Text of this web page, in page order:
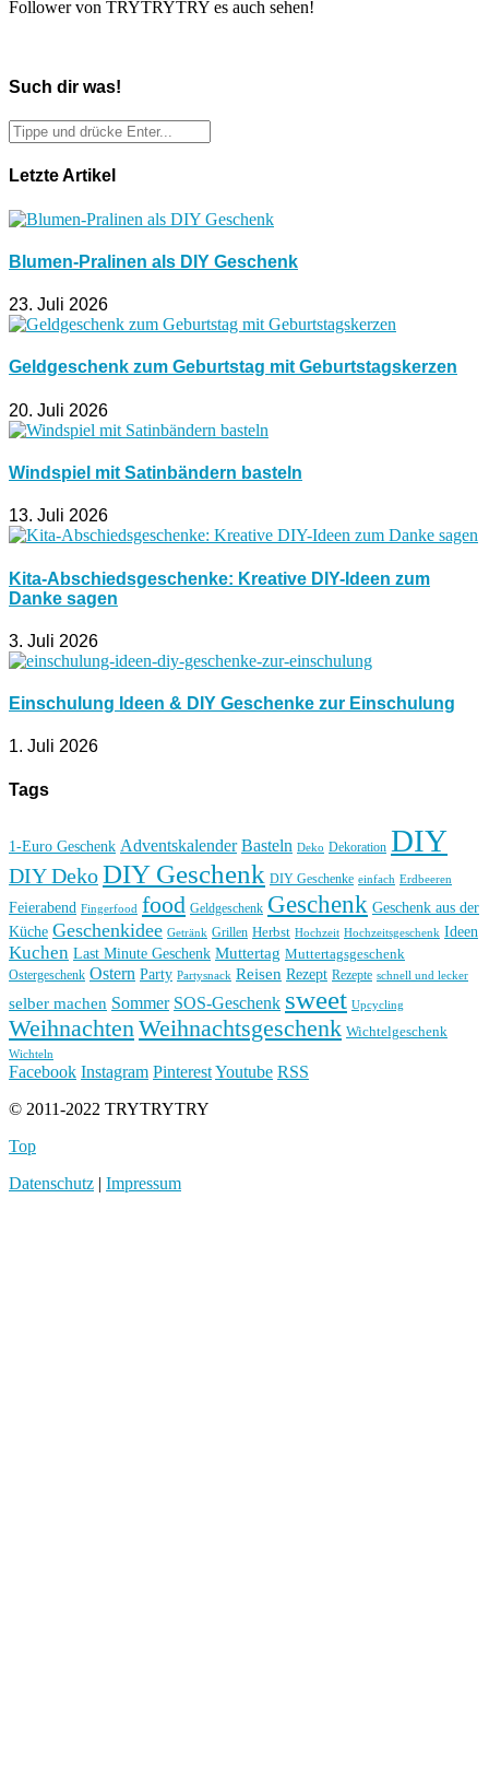
Follower von TRYTRYTRY es auch sehen!
Such dir was!
Letzte Artikel
Blumen-Pralinen als DIY Geschenk
23. Juli 2026
Geldgeschenk zum Geburtstag mit Geburtstagskerzen
20. Juli 2026
Windspiel mit Satinbändern basteln
13. Juli 2026
Kita-Abschiedsgeschenke: Kreative DIY-Ideen zum
Danke sagen
3. Juli 2026
Einschulung Ideen & DIY Geschenke zur Einschulung
1. Juli 2026
Tags
1-Euro Geschenk Adventskalender Basteln Deko Dekoration DIY
DIY DekoDIY Geschenk DIY Geschenke einfach Erdbeeren
Feierabend Fingerfood food Geldgeschenk Geschenk Geschenk aus der
Küche Geschenkidee Getränk Grillen Herbst Hochzeit Hochzeitsgeschenk Ideen
Kuchen Last Minute Geschenk Muttertag Muttertagsgeschenk
Ostergeschenk Ostern Party Partysnack Reisen Rezept Rezepte schnell und lecker
selber machen Sommer SOS-Geschenk sweet Upcycling
WeihnachtenWeihnachtsgeschenk Wichtelgeschenk
Wichteln
Facebook Instagram PinterestYoutube RSS
© 2011-2022 TRYTRYTRY
Top
Datenschutz | Impressum